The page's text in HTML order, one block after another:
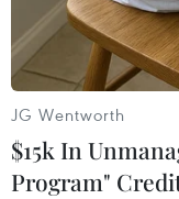
JG Wentworth
$15k In
Program"